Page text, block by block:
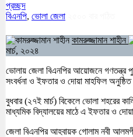
প্রচ্ছদ
বিএনপি, ভোলা জেলা
কামরুজ্জামান শাহীন
মার্চ, ২০২৪
ভোলায় জেলা বিএনপির আয়োজনে গণতন্ত্র
সংবর্ধনা ও ইফতার ও দোয়া মাহফিল
বুধবার (২৭ই মার্চ) বিকেলে ভোলা শহরের
মাধ্যমিক বিদ্যালয়ের মাঠে এ ইফতার ও
জেলা বিএনপির আহবায়ক গোলাম নবী